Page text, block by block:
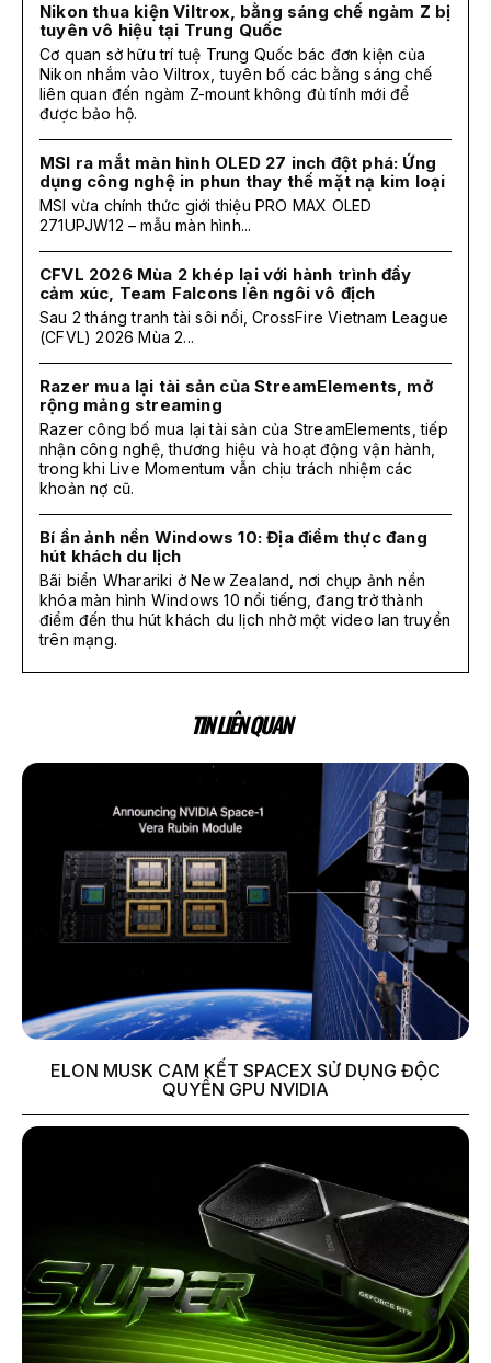
Nikon thua kiện Viltrox, bằng sáng chế ngàm Z bị
tuyên vô hiệu tại Trung Quốc
Cơ quan sở hữu trí tuệ Trung Quốc bác đơn kiện của
Nikon nhắm vào Viltrox, tuyên bố các bằng sáng chế
liên quan đến ngàm Z-mount không đủ tính mới để
được bảo hộ.
MSI ra mắt màn hình OLED 27 inch đột phá: Ứng
dụng công nghệ in phun thay thế mặt nạ kim loại
MSI vừa chính thức giới thiệu PRO MAX OLED
271UPJW12 – mẫu màn hình...
CFVL 2026 Mùa 2 khép lại với hành trình đầy
cảm xúc, Team Falcons lên ngôi vô địch
Sau 2 tháng tranh tài sôi nổi, CrossFire Vietnam League
(CFVL) 2026 Mùa 2...
Razer mua lại tài sản của StreamElements, mở
rộng mảng streaming
Razer công bố mua lại tài sản của StreamElements, tiếp
nhận công nghệ, thương hiệu và hoạt động vận hành,
trong khi Live Momentum vẫn chịu trách nhiệm các
khoản nợ cũ.
Bí ẩn ảnh nền Windows 10: Địa điểm thực đang
hút khách du lịch
Bãi biển Wharariki ở New Zealand, nơi chụp ảnh nền
khóa màn hình Windows 10 nổi tiếng, đang trở thành
điểm đến thu hút khách du lịch nhờ một video lan truyền
trên mạng.
TIN LIÊN QUAN
ELON MUSK CAM KẾT SPACEX SỬ DỤNG ĐỘC
QUYỀN GPU NVIDIA